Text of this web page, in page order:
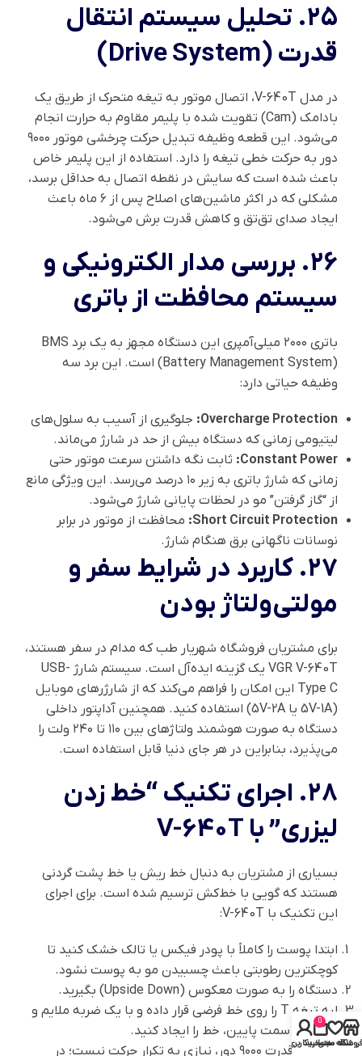
۲۵. تحلیل سیستم انتقال
قدرت (Drive System)
در مدل V-640T، اتصال موتور به تیغه متحرک از طریق یک
بادامک (Cam) تقویت شده با پلیمر مقاوم به حرارت انجام
می‌شود. این قطعه وظیفه تبدیل حرکت چرخشی موتور ۹۰۰۰
دور به حرکت خطی تیغه را دارد. استفاده از این پلیمر خاص
باعث شده است که سایش در نقطه اتصال به حداقل برسد،
مشکلی که در اکثر ماشین‌های اصلاح پس از ۶ ماه باعث
ایجاد صدای تق‌تق و کاهش قدرت برش می‌شود.
۲۶. بررسی مدار الکترونیکی و
سیستم محافظت از باتری
باتری ۲۰۰۰ میلی‌آمپری این دستگاه مجهز به یک برد BMS
(Battery Management System) است. این برد سه
وظیفه حیاتی دارد:
Overcharge Protection: جلوگیری از آسیب به سلول‌های
لیتیومی زمانی که دستگاه بیش از حد در شارژ می‌ماند.
Constant Power: ثابت نگه داشتن سرعت موتور حتی
زمانی که شارژ باتری به زیر ۱۰ درصد می‌رسد. این ویژگی مانع
از “گاز گرفتن” مو در لحظات پایانی شارژ می‌شود.
Short Circuit Protection: محافظت از موتور در برابر
نوسانات ناگهانی برق هنگام شارژ.
۲۷. کاربرد در شرایط سفر و
مولتی‌ولتاژ بودن
برای مشتریان فروشگاه شهریار طب که مدام در سفر هستند،
VGR V-640T یک گزینه ایده‌آل است. سیستم شارژ USB-
Type C این امکان را فراهم می‌کند که از شارژرهای موبایل
(5V-1A یا 5V-2A) استفاده کنید. همچنین آداپتور داخلی
دستگاه به صورت هوشمند ولتاژهای بین ۱۱۰ تا ۲۴۰ ولت را
می‌پذیرد، بنابراین در هر جای دنیا قابل استفاده است.
۲۸. اجرای تکنیک “خط زدن
لیزری” با V-640T
بسیاری از مشتریان به دنبال خط ریش یا خط پشت گردنی
هستند که گویی با خط‌کش ترسیم شده است. برای اجرای
این تکنیک با V-640T:
ابتدا پوست را کاملاً با پودر فیکس یا تالک خشک کنید تا
کوچکترین رطوبتی باعث چسبیدن مو به پوست نشود.
دستگاه را به صورت معکوس (Upside Down) بگیرید.
لبه تیغه T را روی خط فرضی قرار داده و با یک ضربه ملایم و
سریع به سمت پایین، خط را ایجاد کنید.
به دلیل قدرت ۹۰۰۰ دور، نیازی به تکرار حرکت نیست؛ در
فروشگاه
علاقه مندی
0
سبد خرید
حساب کاربری من